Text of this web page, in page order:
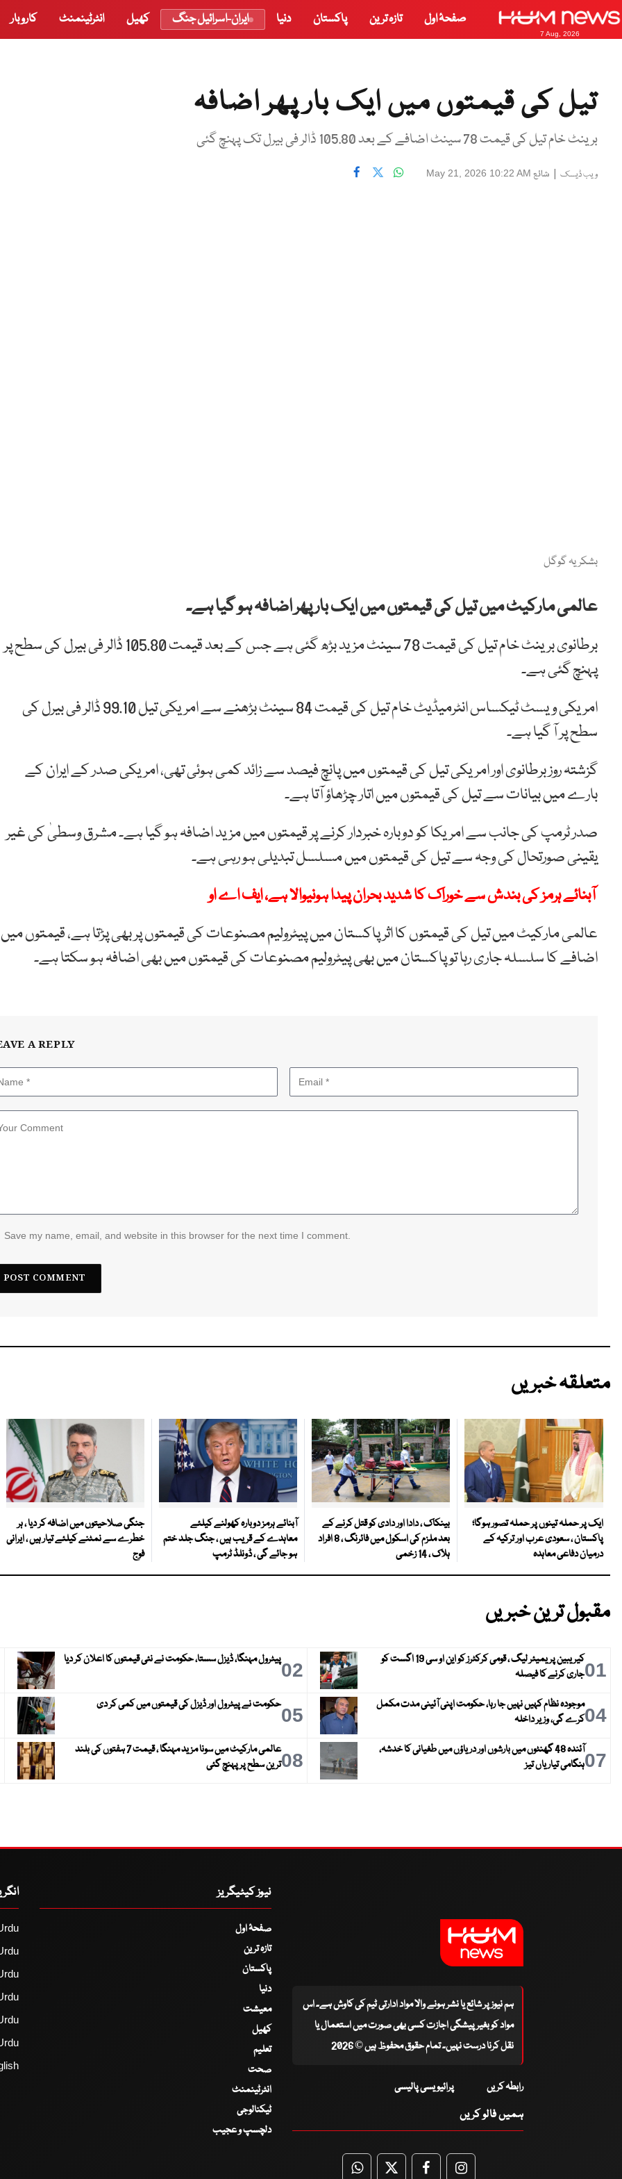
7 Aug, 2026
صفحۂ اول تازہ ترین پاکستان دنیا ایران-اسرائیل جنگ کھیل انٹرٹینمنٹ کاروبار
تیل کی قیمتوں میں ایک بار پھر اضافہ
برینٹ خام تیل کی قیمت 78 سینٹ اضافے کے بعد 105.80 ڈالر فی بیرل تک پہنچ گئی
ویب ڈیسک | شائع May 21, 2026 10:22 AM
بشکریہ گوگل
عالمی مارکیٹ میں تیل کی قیمتوں میں ایک بار پھر اضافہ ہو گیا ہے۔
برطانوی برینٹ خام تیل کی قیمت 78 سینٹ مزید بڑھ گئی ہے جس کے بعد قیمت 105.80 ڈالر فی بیرل کی سطح پر
پہنچ گئی ہے۔
امریکی ویسٹ ٹیکساس انٹرمیڈیٹ خام تیل کی قیمت 84 سینٹ بڑھنے سے امریکی تیل 99.10 ڈالر فی بیرل کی
سطح پر آ گیا ہے۔
گزشتہ روز برطانوی اور امریکی تیل کی قیمتوں میں پانچ فیصد سے زائد کمی ہوئی تھی، امریکی صدر کے ایران کے
بارے میں بیانات سے تیل کی قیمتوں میں اتار چڑھاؤ آتا ہے۔
صدر ٹرمپ کی جانب سے امریکا کو دوبارہ خبردار کرنے پر قیمتوں میں مزید اضافہ ہو گیا ہے۔ مشرق وسطیٰ کی غیر
یقینی صورتحال کی وجہ سے تیل کی قیمتوں میں مسلسل تبدیلی ہو رہی ہے۔
آبنائے ہرمز کی بندش سے خوراک کا شدید بحران پیدا ہونیوالا ہے، ایف اے او
عالمی مارکیٹ میں تیل کی قیمتوں کا اثر پاکستان میں پیٹرولیم مصنوعات کی قیمتوں پر بھی پڑتا ہے، قیمتوں میں
اضافے کا سلسلہ جاری رہا تو پاکستان میں بھی پیٹرولیم مصنوعات کی قیمتوں میں بھی اضافہ ہو سکتا ہے۔
A REPLY
Save my name, email, and website in this browser for the next time I comment.
متعلقہ خبریں
ایک پر حملہ تینوں پر حملہ تصور ہوگا؛
پاکستان ، سعودی عرب اور ترکیہ کے
درمیان دفاعی معاہدہ
بینکاک ، دادا اور دادی کو قتل کرنے کے
بعد ملزم کی اسکول میں فائرنگ ، 8 افراد
ہلاک ، 14 زخمی
آبنائے ہرمز دوبارہ کھولنے کیلئے
معاہدے کے قریب ہیں ، جنگ جلد ختم
ہو جائے گی ، ڈونلڈ ٹرمپ
جنگی صلاحیتوں میں اضافہ کر دیا ، ہر
خطرے سے نمٹنے کیلئے تیار ہیں ، ایرانی
فوج
مقبول ترین خبریں
01
کیریبین پریمیئر لیگ ، قومی کرکٹرز کو این او سی 19 اگست کو
جاری کرنے کا فیصلہ
02پیٹرول مہنگا، ڈیزل سستا، حکومت نے نئی قیمتوں کا اعلان کر دیا
04موجودہ نظام کہیں نہیں جا رہا، حکومت اپنی آئینی مدت مکمل
کرے گی، وزیر داخلہ
05حکومت نے پیٹرول اور ڈیزل کی قیمتوں میں کمی کر دی
07
آئندہ 48 گھنٹوں میں بارشوں اور دریاؤں میں طغیانی کا خدشہ،
ہنگامی تیاریاں تیز
08
عالمی مارکیٹ میں سونا مزید مہنگا ، قیمت 7 ہفتوں کی بلند
ترین سطح پر پہنچ گئی
ہم نیوز پر شائع یا نشر ہونے والا مواد ادارتی ٹیم کی کاوش ہے۔ اس
مواد کو بغیر پیشگی اجازت کسی بھی صورت میں استعمال یا
نقل کرنا درست نہیں۔ تمام حقوق محفوظ ہیں © 2026
رابطہ کریں پرائیویسی پالیسی
ہمیں فالو کریں
نیوز کیٹیگریز
صفحۂ اول
تازہ ترین
پاکستان
دنیا
معیشت
کھیل
تعلیم
صحت
انٹرٹینمنٹ
ٹیکنالوجی
دلچسپ و عجیب